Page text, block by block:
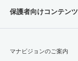
保護者向けコンテンツ
マナビジョンのご案内